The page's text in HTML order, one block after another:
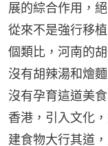
展的綜合作用，
從來不是強行移
個類比，河南的
沒有胡辣湯和燴
沒有孕育這道美
香港，引入文化
建食物大行其道